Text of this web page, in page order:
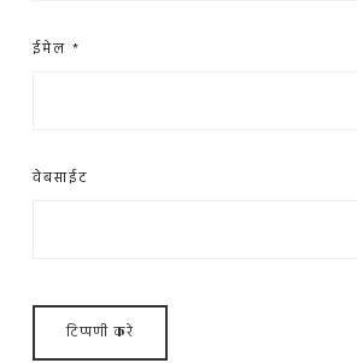
ईमेल *
वेबसाईट